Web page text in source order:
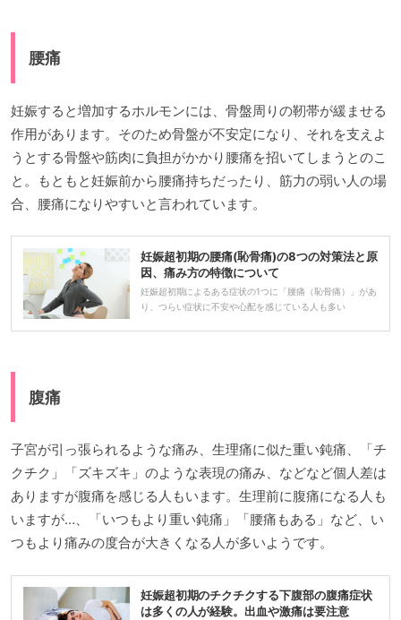
腰痛
妊娠すると増加するホルモンには、骨盤周りの靭帯が緩ませる
作用があります。そのため骨盤が不安定になり、それを支えよ
うとする骨盤や筋肉に負担がかかり腰痛を招いてしまうとのこ
と。もともと妊娠前から腰痛持ちだったり、筋力の弱い人の場
合、腰痛になりやすいと言われています。
妊娠超初期の腰痛(恥骨痛)の8つの対策法と原
因、痛み方の特徴について
妊娠超初期によるある症状の1つに「腰痛（恥骨痛）」があ
り、つらい症状に不安や心配を感じている人も多い
腹痛
子宮が引っ張られるような痛み、生理痛に似た重い鈍痛、「チ
クチク」「ズキズキ」のような表現の痛み、などなど個人差は
ありますが腹痛を感じる人もいます。生理前に腹痛になる人も
いますが…、「いつもより重い鈍痛」「腰痛もある」など、い
つもより痛みの度合が大きくなる人が多いようです。
妊娠超初期のチクチクする下腹部の腹痛症状
は多くの人が経験。出血や激痛は要注意